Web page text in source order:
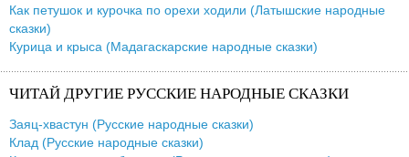
Как петушок и курочка по орехи ходили (Латышские народные
сказки)
Курица и крыса (Мадагаскарские народные сказки)
ЧИТАЙ ДРУГИЕ РУССКИЕ НАРОДНЫЕ СКАЗКИ
Заяц-хвастун (Русские народные сказки)
Клад (Русские народные сказки)